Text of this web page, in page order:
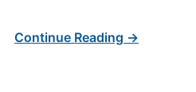
Continue Reading →